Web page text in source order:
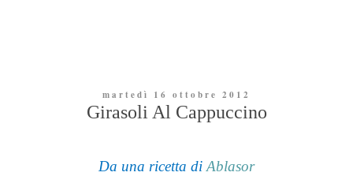
martedì 16 ottobre 2012
Girasoli Al Cappuccino
Da una ricetta di Ablasor